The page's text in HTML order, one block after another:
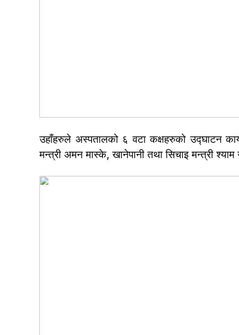
उहाँहरुले अस्पतालको ६ वटा कक्षहरुको उद्घाटन
मन्त्री अमन मास्के, खानेपानी तथा सिचाइ मन्त्री